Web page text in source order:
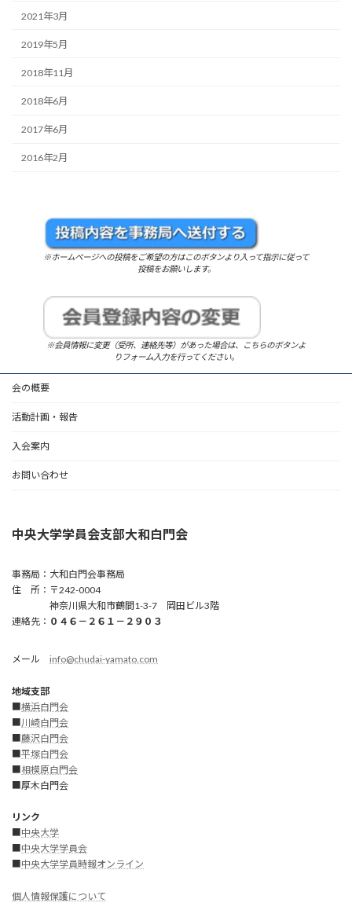
2021年3月
2019年5月
2018年11月
2018年6月
2017年6月
2016年2月
※ホームページへの投稿をご希望の方はこのボタンより入って指示に従って
投稿をお願いします。
※会員情報に変更（受所、連絡先等）があった場合は、こちらのボタンよ
りフォーム入力を行ってください。
会の概要
活動計画・報告
入会案内
お問い合わせ
中央大学学員会支部大和白門会
事務局：大和白門会事務局
住 所：〒242-0004
神奈川県大和市鶴間1-3-7 岡田ビル3階
連絡先： ０４６－２６１－２９０３
メール info@chudai-yamato.com
地域支部
■横浜白門会
■川崎白門会
■藤沢白門会
■平塚白門会
■相模原白門会
■厚木白門会
リンク
■中央大学
■中央大学学員会
■中央大学学員時報オンライン
個人情報保護について